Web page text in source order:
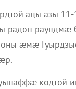
ацы азы 11-
радон
æмæ
кодтой